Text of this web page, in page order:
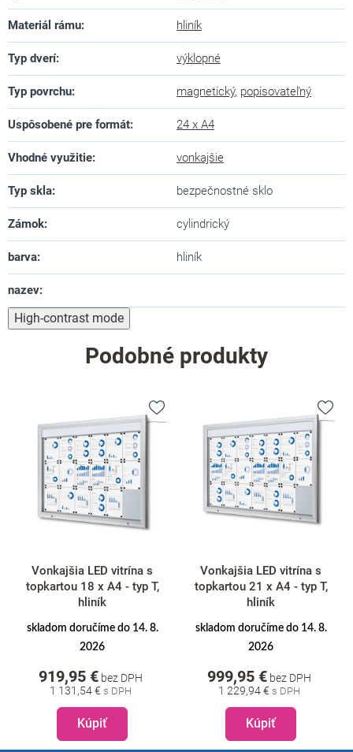
Materiál rámu: hliník
Typ dverí: výklopné
Typ povrchu: magnetický, popisovateľný
Uspôsobené pre formát: 24 x A4
Vhodné využitie: vonkajšie
Typ skla: bezpečnostné sklo
Zámok: cylindrický
barva: hliník
nazev:
High-contrast mode
Podobné produkty
Vonkajšia LED vitrína s
topkartou 18 x A4 - typ T,
hliník
skladom doručíme do 14. 8.
2026
1 131,54 €
919,95 €bez DPH
Kúpiť
Vonkajšia LED vitrína s
topkartou 21 x A4 - typ T,
hliník
skladom doručíme do 14. 8.
2026
1 229,94 €
999,95 €bez DPH
Kúpiť